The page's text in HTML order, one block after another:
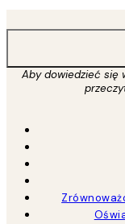
Aby dowiedzieć się